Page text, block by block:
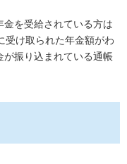
を受給されている方は
受け取られた年金額がわ
振り込まれている通帳